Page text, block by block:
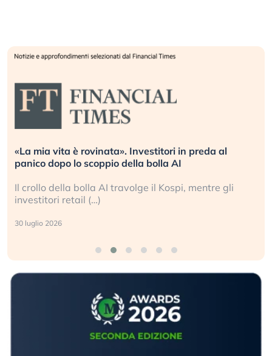
«La mia vita è rovinata». Investitori in preda al
panico dopo lo scoppio della bolla AI
Il crollo della bolla AI travolge il Kospi, mentre gli
investitori retail (…)
30 luglio 2026